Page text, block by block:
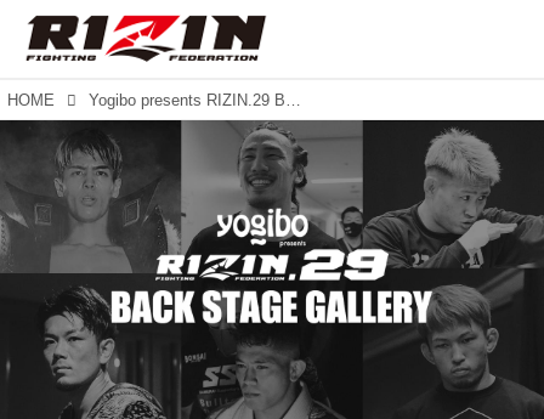
HOME Yogibo presents RIZIN.29 BACKSTAGE GALLERY